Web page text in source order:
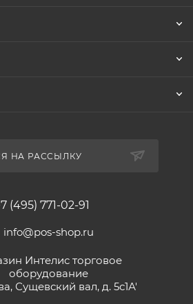
НА РАССЫЛКУ
(495) 771-02-91
info@pos-shop.ru
Интелис торговое
оборудование
Сущевский вал, д. 5с1А'